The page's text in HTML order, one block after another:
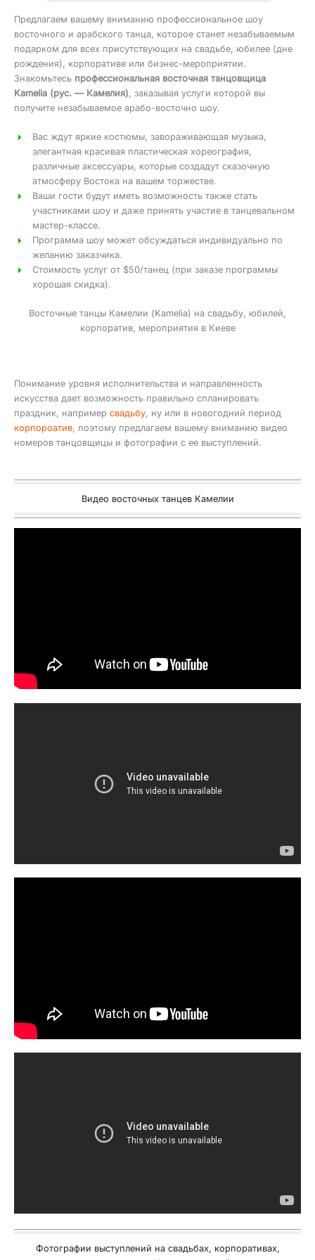
Предлагаем вашему вниманию профессиональное шоу
восточного и арабского танца, которое станет незабываемым
подарком для всех присутствующих на свадьбе, юбилее (дне
рождения), корпоративе или бизнес-мероприятии.
Знакомьтесь профессиональная восточная танцовщица
Kamelia (рус. — Камелия), заказывая услуги которой вы
получите незабываемое арабо-восточно шоу.
Вас ждут яркие костюмы, завораживающая музыка,
элегантная красивая пластическая хореография,
различные аксессуары, которые создадут сказочную
атмосферу Востока на вашем торжестве.
Ваши гости будут иметь возможность также стать
участниками шоу и даже принять участие в танцевальном
мастер-классе.
Программа шоу может обсуждаться индивидуально по
желанию заказчика.
Стоимость услуг от $50/танец (при заказе программы
хорошая скидка).
Восточные танцы Камелии (Kamelia) на свадьбу, юбилей,
корпоратив, мероприятия в Киеве
Понимание уровня исполнительства и направленность
искусства дает возможность правильно спланировать
праздник, например свадьбу, ну или в новогодний период
корпороатив, поэтому предлагаем вашему вниманию видео
номеров танцовщицы и фотографии с ее выступлений.
Видео восточных танцев Камелии
Фотографии выступлений на свадьбах, корпоративах,